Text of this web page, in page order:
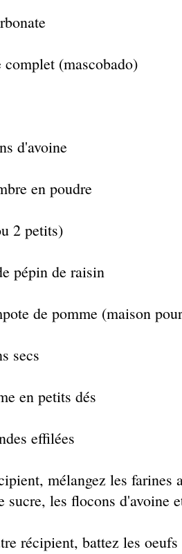
complet (mascobado)
d'avoine
en poudre
2 petits)
pépin de raisin
de pomme (maison
secs
en petits dés
effilées
mélangez les farines
sucre, les flocons d'avoine
récipient, battez les